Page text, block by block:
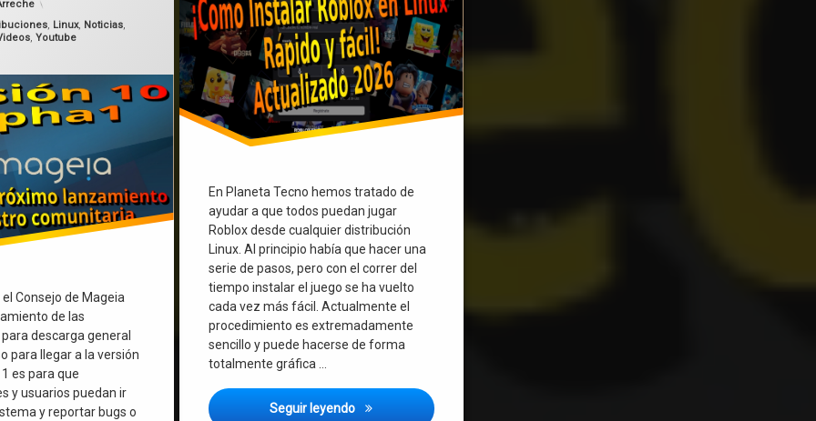
En Planeta Tecno hemos tratado de
ayudar a que todos puedan jugar
Roblox desde cualquier distribución
Linux. Al principio había que hacer una
serie de pasos, pero con el correr del
tiempo instalar el juego se ha vuelto
cada vez más fácil. Actualmente el
procedimiento es extremadamente
sencillo y puede hacerse de forma
totalmente gráfica …
Seguir leyendo ¡Como Instalar Roblox en Linux rápido y fácil! – Actualizado 2026
, Linux, Noticias,
,Youtube
el Consejo de Mageia
de las
descarga general
para llegar a la versión
es para que
y usuarios puedan ir
y reportar bugs o